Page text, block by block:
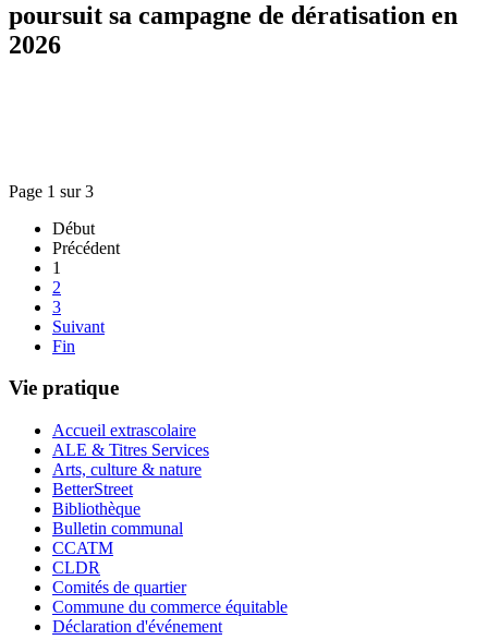
poursuit sa campagne de dératisation en
2026
Page 1 sur 3
Début
Précédent
1
2
3
Suivant
Fin
Vie pratique
Accueil extrascolaire
ALE & Titres Services
Arts, culture & nature
BetterStreet
Bibliothèque
Bulletin communal
CCATM
CLDR
Comités de quartier
Commune du commerce équitable
Déclaration d'événement